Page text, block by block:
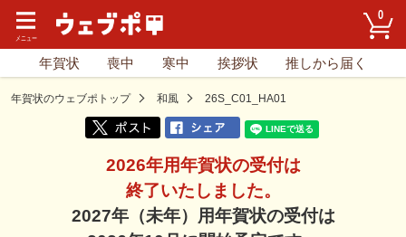
0
年賀状 喪中 寒中 挨拶状 推しから届く
年賀状のウェブポトップ 和風 26S_C01_HA01
2026年用年賀状の受付は
終了いたしました。
2027年（未年）用年賀状の受付は